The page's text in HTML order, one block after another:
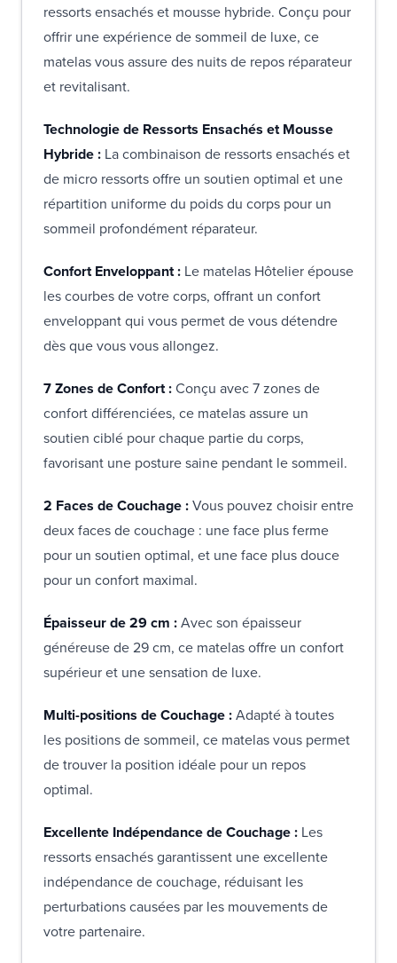
ressorts ensachés et mousse hybride. Conçu pour
offrir une expérience de sommeil de luxe, ce
matelas vous assure des nuits de repos réparateur
et revitalisant.
Technologie de Ressorts Ensachés et Mousse
Hybride : La combinaison de ressorts ensachés et
de micro ressorts offre un soutien optimal et une
répartition uniforme du poids du corps pour un
sommeil profondément réparateur.
Confort Enveloppant : Le matelas Hôtelier épouse
les courbes de votre corps, offrant un confort
enveloppant qui vous permet de vous détendre
dès que vous vous allongez.
7 Zones de Confort :Conçu avec 7 zones de
confort différenciées, ce matelas assure un
soutien ciblé pour chaque partie du corps,
favorisant une posture saine pendant le sommeil.
2 Faces de Couchage :Vous pouvez choisir entre
deux faces de couchage : une face plus ferme
pour un soutien optimal, et une face plus douce
pour un confort maximal.
Épaisseur de 29 cm :Avec son épaisseur
généreuse de 29 cm, ce matelas offre un confort
supérieur et une sensation de luxe.
Multi-positions de Couchage :Adapté à toutes
les positions de sommeil, ce matelas vous permet
de trouver la position idéale pour un repos
optimal.
Excellente Indépendance de Couchage : Les
ressorts ensachés garantissent une excellente
indépendance de couchage, réduisant les
perturbations causées par les mouvements de
votre partenaire.